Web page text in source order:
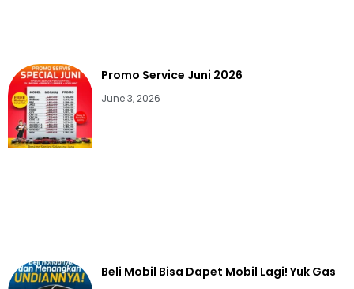
Promo Service Juni 2026
June 3, 2026
Beli Mobil Bisa Dapet Mobil Lagi! Yuk Gas